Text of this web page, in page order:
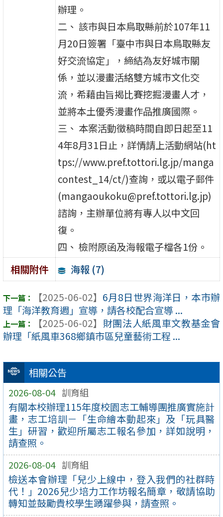
相關公告
2026-08-04 訓育組
有關本校辦理115年度校園志工輔導團推廣實施計
畫，志工培訓－「生命繪本動起來」及「玩具醫
生」研習，歡迎所屬志工報名參加，詳如說明，
請查照。
2026-08-04 訓育組
檢送本會辦理「兒少上線中，登入我們的社群時
代！」2026兒少培力工作坊報名簡章，敬請協助
轉知並鼓勵貴校學生踴躍參與，請查照。
辦理。
二、 該市與日本鳥取縣前於107年11
月20日簽署「臺中市與日本鳥取縣友
好交流協定」，締結為友好城市關
係，並以漫畫活絡雙方城市文化交
流，希藉由旨揭比賽挖掘漫畫人才，
並將本土優秀漫畫作品推廣國際。
三、 本案活動徵稿時間自即日起至11
4年8月31日止，詳情請上活動網站(ht
tps://www.pref.tottori.lg.jp/manga
contest_14/ct/)查詢，或以電子郵件
(mangaoukoku@pref.tottori.lg.jp)
諮詢，主辦單位將有專人以中文回
復。
四、 檢附原函及海報電子檔各1份。
相關附件
海報 (7)
【2025-06-02】 6月8日世界海洋日，本市辦
理「海洋教育週」宣導，請各校配合宣導 ...
【2025-06-02】 財團法人紙風車文教基金會
辦理「紙風車368鄉鎮市區兒童藝術工程 ...